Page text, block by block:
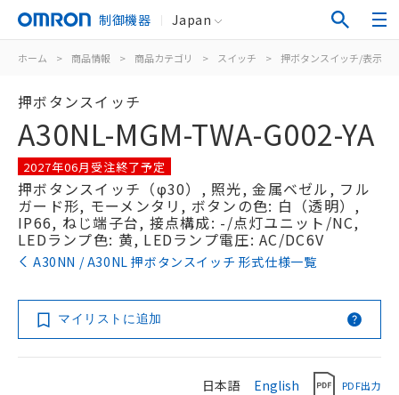
制御機器 Japan
ホーム > 商品情報 > 商品カテゴリ > スイッチ > 押ボタンスイッチ/表示灯
押ボタンスイッチ
A30NL-MGM-TWA-G002-YA
2027年06月受注終了予定
押ボタンスイッチ（φ30）, 照光, 金属ベゼル, フル
ガード形, モーメンタリ, ボタンの色: 白（透明）,
IP66, ねじ端子台, 接点構成: -/点灯ユニット/NC,
LEDランプ色: 黄, LEDランプ電圧: AC/DC6V
A30NN / A30NL 押ボタンスイッチ 形式仕様一覧
マイリストに追加
日本語 English PDF出力